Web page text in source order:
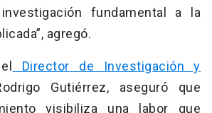
fundamental a la
agregó.
Director de Investigación y
Gutiérrez, aseguró que
visibiliza una labor que